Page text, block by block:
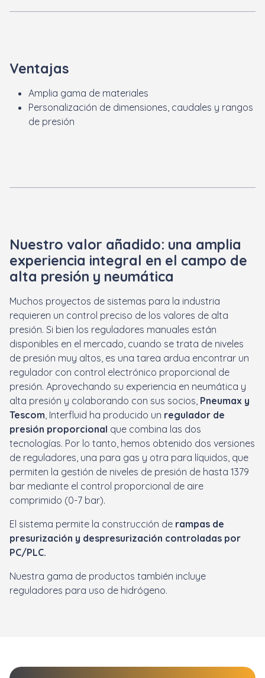
Ventajas
Amplia gama de materiales
Personalización de dimensiones, caudales y rangos
de presión
Nuestro valor añadido: una amplia
experiencia integral en el campo de
alta presión y neumática
Muchos proyectos de sistemas para la industria
requieren un control preciso de los valores de alta
presión. Si bien los reguladores manuales están
disponibles en el mercado, cuando se trata de niveles
de presión muy altos, es una tarea ardua encontrar un
regulador con control electrónico proporcional de
presión. Aprovechando su experiencia en neumática y
alta presión y colaborando con sus socios, Pneumax y
Tescom , Interfluid ha producido un regulador de
presión proporcional que combina las dos
tecnologías. Por lo tanto, hemos obtenido dos versiones
de reguladores, una para gas y otra para líquidos, que
permiten la gestión de niveles de presión de hasta 1379
bar mediante el control proporcional de aire
comprimido (0-7 bar).
El sistema permite la construcción de rampas de
presurización y despresurización controladas por
PC/PLC.
Nuestra gama de productos también incluye
reguladores para uso de hidrógeno.